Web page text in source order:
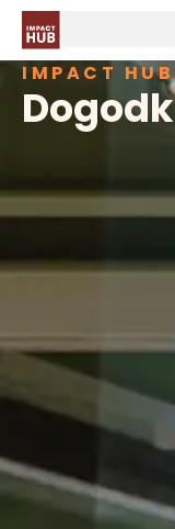
IMPACT HUB